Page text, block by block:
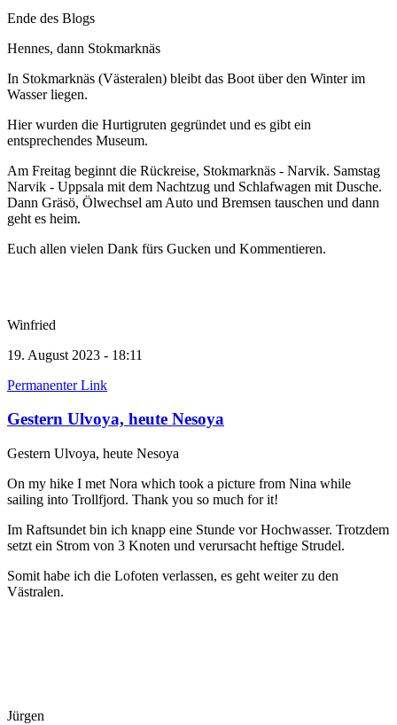
Ende des Blogs
Hennes, dann Stokmarknäs
In Stokmarknäs (Västeralen) bleibt das Boot über den Winter im
Wasser liegen.
Hier wurden die Hurtigruten gegründet und es gibt ein
entsprechendes Museum.
Am Freitag beginnt die Rückreise, Stokmarknäs - Narvik. Samstag
Narvik - Uppsala mit dem Nachtzug und Schlafwagen mit Dusche.
Dann Gräsö, Ölwechsel am Auto und Bremsen tauschen und dann
geht es heim.
Euch allen vielen Dank fürs Gucken und Kommentieren.
Winfried
19. August 2023 - 18:11
Permanenter Link
Gestern Ulvoya, heute Nesoya
Gestern Ulvoya, heute Nesoya
On my hike I met Nora which took a picture from Nina while
sailing into Trollfjord. Thank you so much for it!
Im Raftsundet bin ich knapp eine Stunde vor Hochwasser. Trotzdem
setzt ein Strom von 3 Knoten und verursacht heftige Strudel.
Somit habe ich die Lofoten verlassen, es geht weiter zu den
Västralen.
Jürgen